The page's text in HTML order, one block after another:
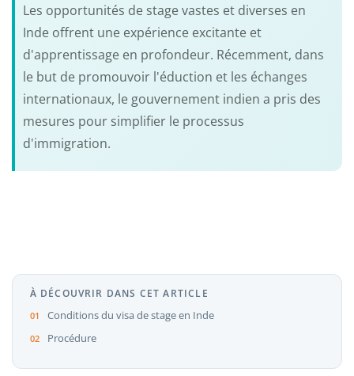
Les opportunités de stage vastes et diverses en
Inde offrent une expérience excitante et
d'apprentissage en profondeur. Récemment, dans
le but de promouvoir l'éduction et les échanges
internationaux, le gouvernement indien a pris des
mesures pour simplifier le processus
d'immigration.
À DÉCOUVRIR DANS CET ARTICLE
Conditions du visa de stage en Inde
Procédure